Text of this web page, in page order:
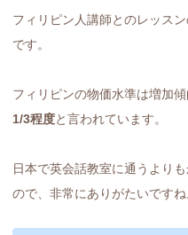
フィリピン人講師とのレッス
です。
フィリピンの物価水準は増加
1/3程度と言われています。
日本で英会話教室に通うより
ので、非常にありがたいですね